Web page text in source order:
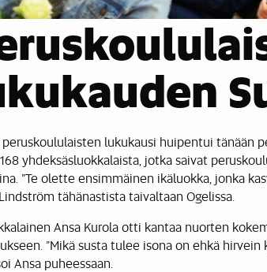
peruskoululaisten lukukausi huipentui tänään
yhdeksäsluokkalaista, jotka saivat
”Te olette ensimmäinen ikäluokka, jonka
tähänastista taivaltaan Ogelissa.
Ansa Kurola otti kantaa nuorten
”Mikä susta tulee isona on ehkä
Ansa puheessaan.